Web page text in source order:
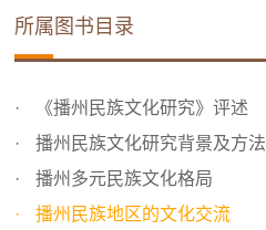
所属图书目录
《播州民族文化研究》评述
播州民族文化研究背景及方法
播州多元民族文化格局
播州民族地区的文化交流